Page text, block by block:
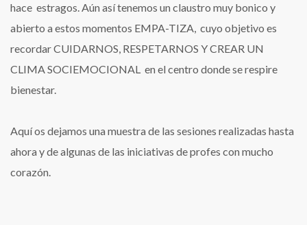
hace estragos. Aún así tenemos un claustro muy bonico y
abierto a estos momentos EMPA-TIZA, cuyo objetivo es
recordar CUIDARNOS, RESPETARNOS Y CREAR UN
CLIMA SOCIEMOCIONAL en el centro donde se respire
bienestar.
Aquí os dejamos una muestra de las sesiones realizadas hasta
ahora y de algunas de las iniciativas de profes con mucho
corazón.